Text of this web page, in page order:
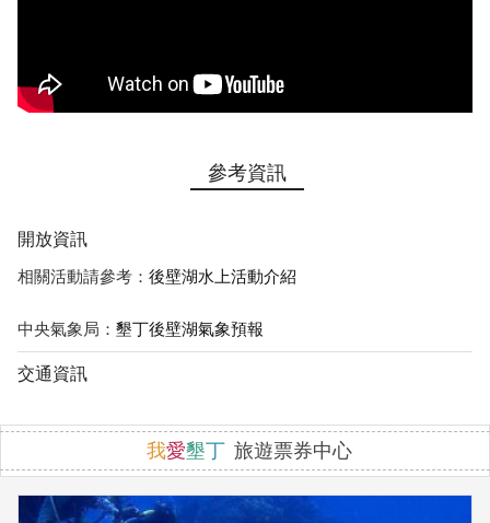
參考資訊
開放資訊
相關活動請參考： 後壁湖水上活動介紹
中央氣象局： 墾丁後壁湖氣象預報
交通資訊
我愛墾丁 旅遊票券中心